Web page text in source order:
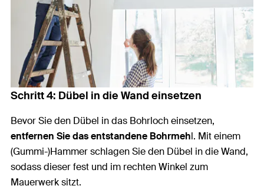
Schritt 4: Dübel in die Wand einsetzen
Bevor Sie den Dübel in das Bohrloch einsetzen,
entfernen Sie das entstandene Bohrmehl. Mit einem
(Gummi-)Hammer schlagen Sie den Dübel in die Wand,
sodass dieser fest und im rechten Winkel zum
Mauerwerk sitzt.